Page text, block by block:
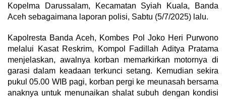
Kopelma Darussalam, Kecamatan Syiah Kuala, Banda
Aceh sebagaimana laporan polisi, Sabtu (5/7/2025) lalu.
Kapolresta Banda Aceh, Kombes Pol Joko Heri Purwono
melalui Kasat Reskrim, Kompol Fadillah Aditya Pratama
menjelaskan, awalnya korban memarkirkan motornya di
garasi dalam keadaan terkunci setang. Kemudian sekira
pukul 05.00 WIB pagi, korban pergi ke meunasah bersama
anaknya untuk menunaikan shalat subuh dengan kondisi